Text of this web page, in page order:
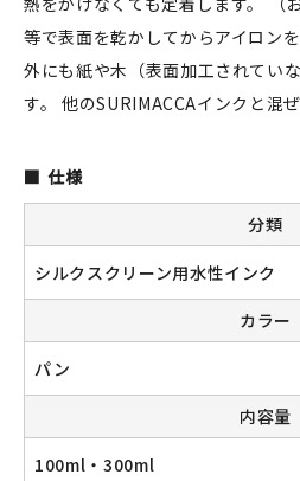
新規会員登録
カートを見る
お買い物ガイド
よくある質問
等で表面を乾かしてからアイロン
外にも紙や木（表面加工されてい
す。 他のSURIMACCAインクと混
仕様
分類
シルクスクリーン用水性インク
カラー
パン
内容量
100ml・300ml